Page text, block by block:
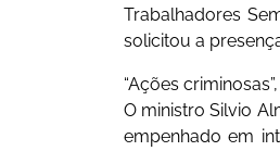
Trabalhadores
solicitou a
“Ações
O ministro Silvio
empenhado em